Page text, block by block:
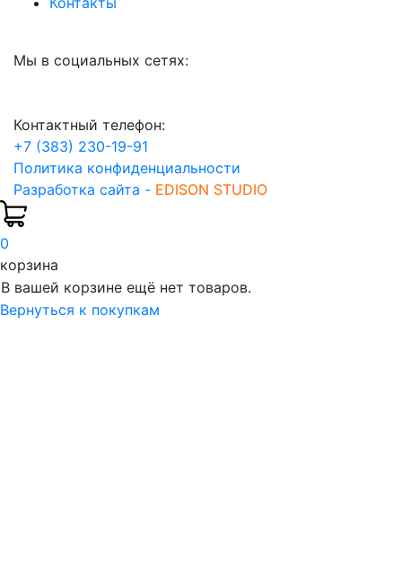
Мы в социальных сетях:
Контактный телефон:
+7 (383) 230-19-91
Политика конфиденциальности
Разработка сайта - EDISON STUDIO
0
корзина
В вашей корзине ещё нет товаров.
Вернуться к покупкам